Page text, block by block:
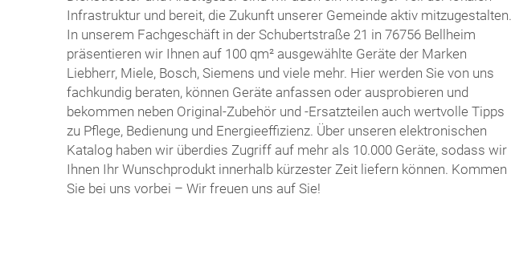
Infrastruktur und bereit, die Zukunft unserer Gemeinde aktiv mitzugestalten.
In unserem Fachgeschäft in der Schubertstraße 21 in 76756 Bellheim
präsentieren wir Ihnen auf 100 qm² ausgewählte Geräte der Marken
Liebherr, Miele, Bosch, Siemens und viele mehr. Hier werden Sie von uns
fachkundig beraten, können Geräte anfassen oder ausprobieren und
bekommen neben Original-Zubehör und -Ersatzteilen auch wertvolle Tipps
zu Pflege, Bedienung und Energieeffizienz. Über unseren elektronischen
Katalog haben wir überdies Zugriff auf mehr als 10.000 Geräte, sodass wir
Ihnen Ihr Wunschprodukt innerhalb kürzester Zeit liefern können. Kommen
Sie bei uns vorbei – Wir freuen uns auf Sie!